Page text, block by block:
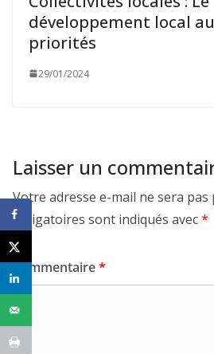
développement local
priorités
29/01/2024
Laisser un
Votre adresse e-mail ne sera pas
obligatoires sont indiqués avec*
Commentaire*